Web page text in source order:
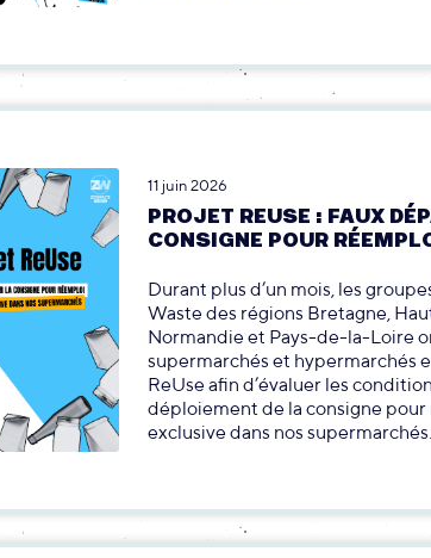
11 juin 2026
PROJET REUSE : FAUX
CONSIGNE POUR
Durant plus d’un mois, les
Waste des régions Bretagne,
Normandie et Pays-de-la-Loire
supermarchés et hypermarchés
ReUse afin d’évaluer les
déploiement de la consigne
exclusive dans nos supermarchés.